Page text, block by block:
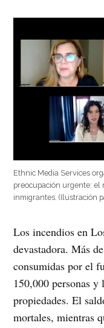
Ethnic Media Services
preocupación urgente: el
inmigrantes. (Ilustración
Los incendios en
devastadora. Más
consumidas por el
150,000 personas
propiedades. El
mortales, mientras